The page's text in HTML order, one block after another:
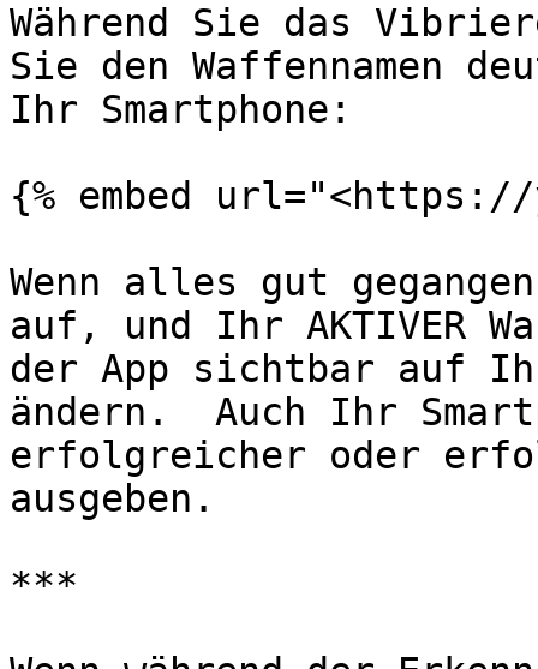
Während Sie das
Sie den Waffennamen
Ihr Smartphone:
{% embed url="<https://
Wenn alles gut
auf, und Ihr AKTIVER
der App sichtbar auf
ändern.  Auch Ihr
erfolgreicher oder
ausgeben.
***